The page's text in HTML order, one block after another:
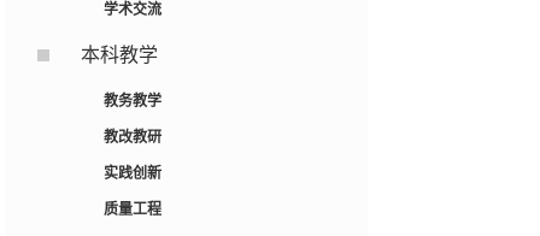
学术交流
本科教学
教务教学
教改教研
实践创新
质量工程